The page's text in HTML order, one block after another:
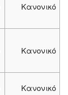
Κανονικό
Κανονικό
Κανονικό